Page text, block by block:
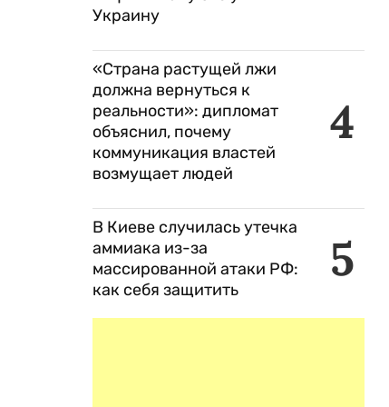
Украину
4
«Страна растущей лжи
должна вернуться к
реальности»: дипломат
объяснил, почему
коммуникация властей
возмущает людей
5
В Киеве случилась утечка
аммиака из-за
массированной атаки РФ:
как себя защитить